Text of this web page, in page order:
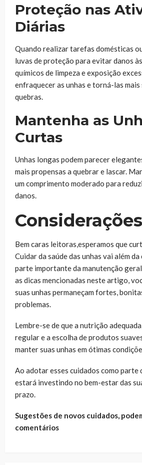
Proteção nas
Diárias
Quando realizar tarefas domésticas
luvas de proteção para evitar danos
químicos de limpeza e exposição
enfraquecer as unhas e torná-las
quebras.
Mantenha as
Curtas
Unhas longas podem parecer
mais propensas a quebrar e lascar.
um comprimento moderado para
danos.
Bem caras leitoras,esperamos que
Cuidar da saúde das unhas vai além
parte importante da manutenção
as dicas mencionadas neste artigo,
suas unhas permaneçam fortes,
problemas.
Lembre-se de que a nutrição
regular e a escolha de produtos
manter suas unhas em ótimas
Ao adotar esses cuidados como parte
estará investindo no bem-estar das
prazo.
Sugestões de novos cuidados,
comentários